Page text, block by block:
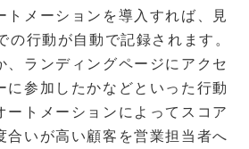
トメーションを導入すれば、見
の行動が自動で記録されます。
、ランディングページにアクセ
に参加したかなどといった行動
ートメーションによってスコア
合いが高い顧客を営業担当者へ